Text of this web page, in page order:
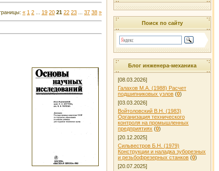
« 1 2 19 20 21 22 23 37 38 »
Поиск по сайту
Блог инженера-механика
[08.03.2026]
Галахов М.А. (1988) Расчет
подшипниковых узлов (0)
[03.03.2026]
Войтоловский В.Н. (1983)
Организация технического
контроля на промышленных
предприятиях (0)
[20.12.2025]
Сильвестров Б.Н. (1979)
Конструкции и наладка зуборезных
и резьбофрезерных станков (0)
[20.07.2025]